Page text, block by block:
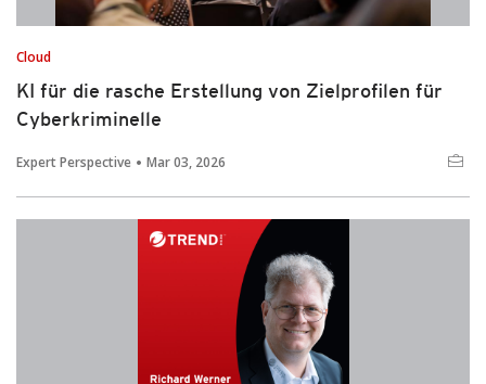
Cloud
KI für die rasche Erstellung von Zielprofilen für
Cyberkriminelle
Expert Perspective Mar 03, 2026